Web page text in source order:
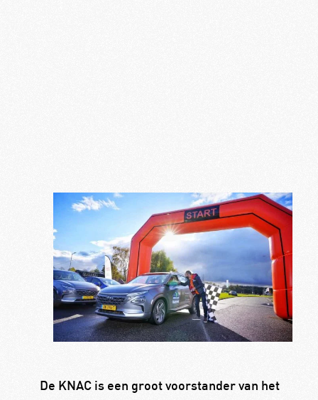
De KNAC is een groot voorstander van het